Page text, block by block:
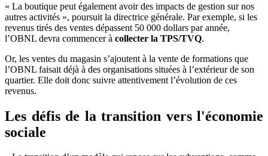
« La boutique peut également avoir des impacts de gestion sur nos
autres activités », poursuit la directrice générale. Par exemple, si les
revenus tirés des ventes dépassent 50 000 dollars par année,
l’OBNL devra commencer à collecter la TPS/TVQ.
Or, les ventes du magasin s’ajoutent à la vente de formations que
l’OBNL faisait déjà à des organisations situées à l’extérieur de son
quartier. Elle doit donc suivre attentivement l’évolution de ces
revenus.
Les défis de la transition vers l'économie
sociale